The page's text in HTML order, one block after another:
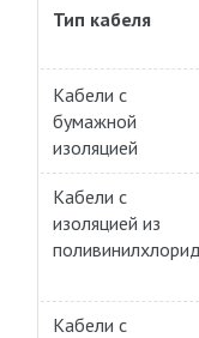
Тип кабеля
Кабели с
бумажной
изоляцией
Кабели с
изоляцией из
Кабели с